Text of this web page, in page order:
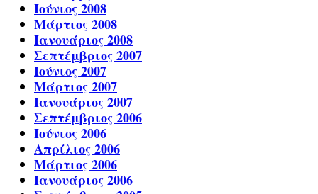
Ιούνιος 2008
Μάρτιος 2008
Ιανουάριος 2008
Σεπτέμβριος 2007
Ιούνιος 2007
Μάρτιος 2007
Ιανουάριος 2007
Σεπτέμβριος 2006
Ιούνιος 2006
Απρίλιος 2006
Μάρτιος 2006
Ιανουάριος 2006